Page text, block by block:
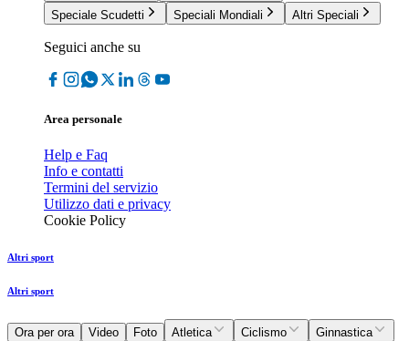
Speciale Scudetti
Speciali Mondiali Altri Speciali
Seguici anche su
Area personale
Help e Faq
Info e contatti
Termini del servizio
Utilizzo dati e privacy
Cookie Policy
Altri sport
Altri sport
Ora per ora Video Foto Atletica Ciclismo
Ginnastica